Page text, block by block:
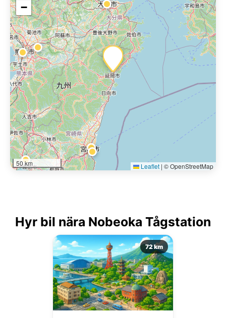
−
50 km Leaflet | © OpenStreetMap
Hyr bil nära Nobeoka Tågstation
72 km